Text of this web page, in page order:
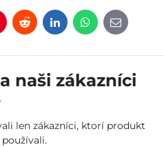
RedditLinkedInWhatsApp
E-
mail
naši zákazníci
len zákazníci, ktorí produkt